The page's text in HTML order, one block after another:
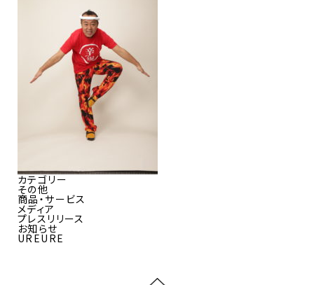
カテゴリー
その他
商品・サービス
メディア
プレスリリース
お知らせ
UREURE